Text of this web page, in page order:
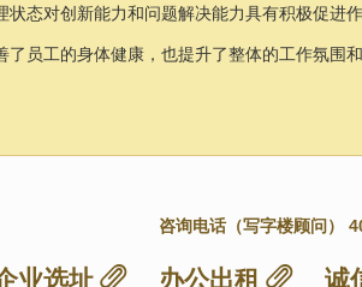
态对创新能力和问题解决能力具有积极促进作
员工的身体健康，也提升了整体的工作氛
咨询电话（写字楼顾问）
业选址 办公出租 诚